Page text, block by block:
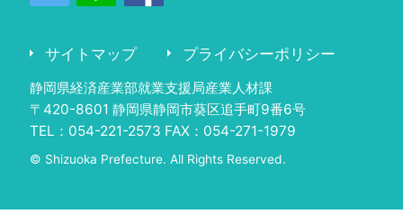
サイトマップ プライバシーポリシー
静岡県経済産業部就業支援局産業人材課
〒420-8601 静岡県静岡市葵区追手町9番6号
TEL：054-221-2573 FAX：054-271-1979
© Shizuoka Prefecture. All Rights Reserved.